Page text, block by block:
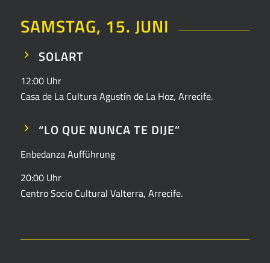
SAMSTAG, 15. JUNI
SOLART
12:00 Uhr
Casa de La Cultura Agustín de La Hoz, Arrecife.
“LO QUE NUNCA TE DIJE”
Enbedanza Aufführung
20:00 Uhr
Centro Socio Cultural Valterra, Arrecife.